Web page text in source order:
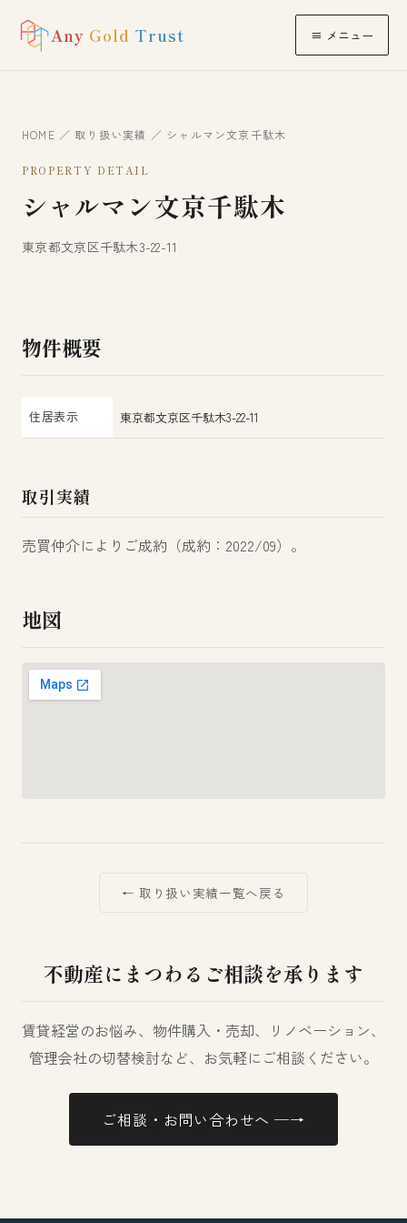
Any Gold Trust ≡ メニュー
HOME ／ 取り扱い実績 ／ シャルマン文京千駄木
PROPERTY DETAIL
シャルマン文京千駄木
東京都文京区千駄木3-22-11
物件概要
住居表示 東京都文京区千駄木3-22-11
取引実績
売買仲介によりご成約（成約：2022/09）。
地図
← 取り扱い実績一覧へ戻る
不動産にまつわるご相談を承ります
賃貸経営のお悩み、物件購入・売却、リノベーション、
管理会社の切替検討など、お気軽にご相談ください。
ご相談・お問い合わせへ ─→